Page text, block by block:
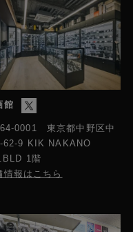
、センタープラス
、充電式、通常使用
館
0001 東京都中野区中
62-9 KIK NAKANO
1階
情報はこちら